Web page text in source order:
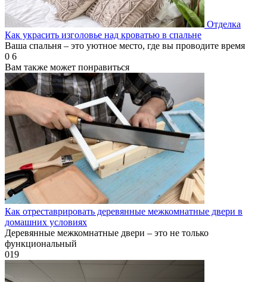
Отделка
Как украсить изголовье над кроватью в спальне
Ваша спальня – это уютное место, где вы проводите время
0 6
Вам также может понравиться
Как отреставрировать деревянные межкомнатные двери в
домашних условиях
Деревянные межкомнатные двери – это не только
функциональный
019